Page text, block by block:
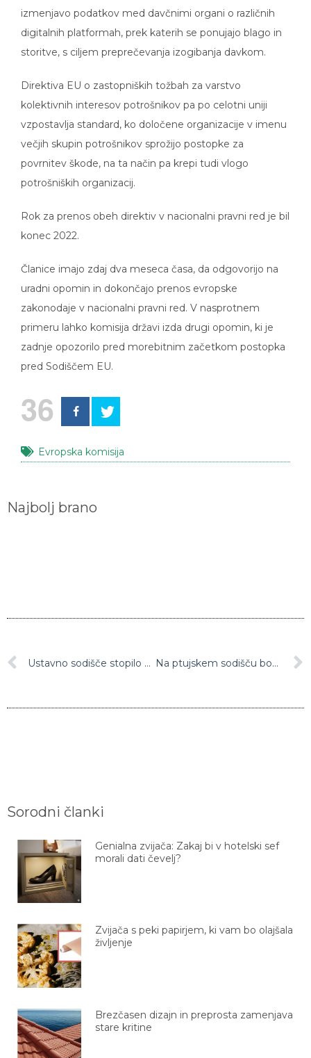
izmenjavo podatkov med davčnimi organi o različnih
digitalnih platformah, prek katerih se ponujajo blago in
storitve, s ciljem preprečevanja izogibanja davkom.
Direktiva EU o zastopniških tožbah za varstvo
kolektivnih interesov potrošnikov pa po celotni uniji
vzpostavlja standard, ko določene organizacije v imenu
večjih skupin potrošnikov sprožijo postopke za
povrnitev škode, na ta način pa krepi tudi vlogo
potrošniških organizacij.
Rok za prenos obeh direktiv v nacionalni pravni red je bil
konec 2022.
Članice imajo zdaj dva meseca časa, da odgovorijo na
uradni opomin in dokončajo prenos evropske
zakonodaje v nacionalni pravni red. V nasprotnem
primeru lahko komisija državi izda drugi opomin, ki je
zadnje opozorilo pred morebitnim začetkom postopka
pred Sodiščem EU.
36
Evropska komisija
Najbolj brano
Ustavno sodišče stopilo na prste zdravnikom koncesionarjem Na ptujskem sodišču bodo izvajali lažna sojenja
Sorodni članki
Genialna zvijača: Zakaj bi v hotelski sef
morali dati čevelj?
Zvijača s peki papirjem, ki vam bo olajšala
življenje
Brezčasen dizajn in preprosta zamenjava
stare kritine